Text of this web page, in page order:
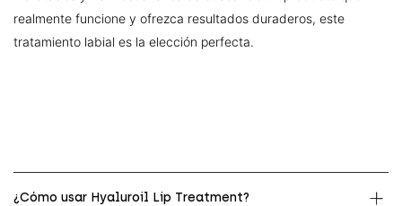
realmente funcione y ofrezca resultados duraderos, este
tratamiento labial es la elección perfecta.
¿Cómo usar Hyaluroil Lip Treatment?